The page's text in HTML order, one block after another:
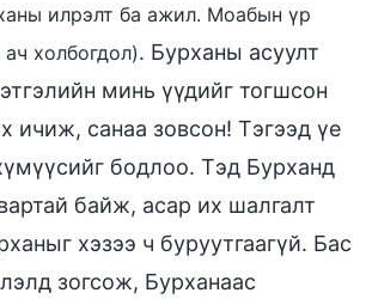
илрэлт ба ажил. Моабын үр
холбогдол). Бурханы асуулт
минь үүдийг тогшсон
санаа зовсон! Тэгээд үе
бодлоо. Тэд Бурханд
байж, асар их шалгалт
хэзээ ч буруутгаагүй. Бас
зогсож, Бурханаас